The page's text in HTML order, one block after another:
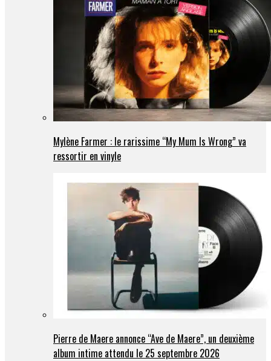
Mylène Farmer : le rarissime “My Mum Is Wrong” va
ressortir en vinyle
Pierre de Maere annonce “Ave de Maere”, un deuxième
album intime attendu le 25 septembre 2026